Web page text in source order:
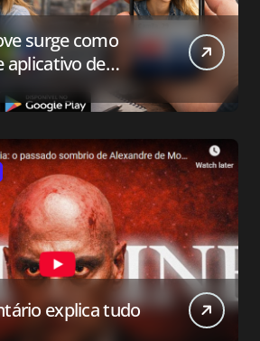
surge como
aplicativo de
para o público
explica tudo